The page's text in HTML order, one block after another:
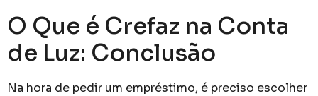
O Que é Crefaz na Conta
de Luz: Conclusão
Na hora de pedir um empréstimo, é preciso escolher